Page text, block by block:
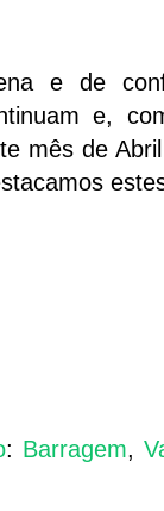
e de
e,
mês de
: Barragem,